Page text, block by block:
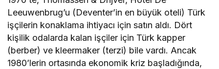
Leeuwenbrug’u (Deventer’in en büyük oteli) Türk
işçilerin konaklama ihtiyacı için satın aldı. Dört
kişilik odalarda kalan işçiler için Türk kapper
(berber) ve kleermaker (terzi) bile vardı. Ancak
1980’lerin ortasında ekonomik kriz başladığında,